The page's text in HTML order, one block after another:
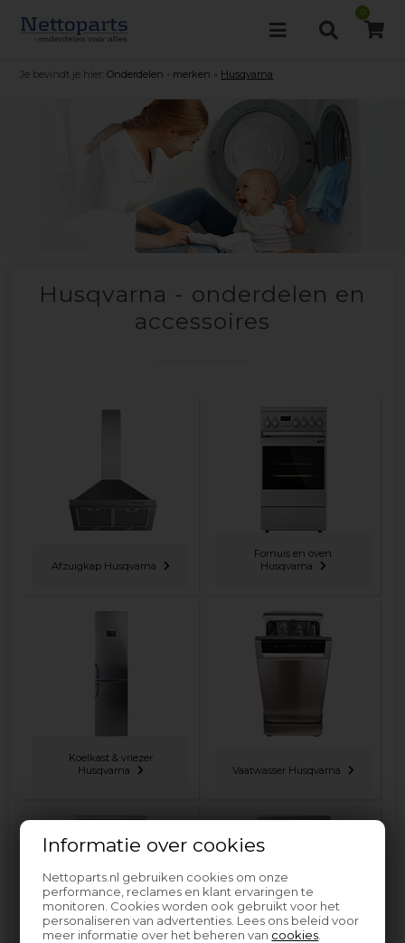
Informatie over cookies
Nettoparts.nl gebruiken cookies om onze
performance, reclames en klant ervaringen te
monitoren. Cookies worden ook gebruikt voor het
personaliseren van advertenties. Lees ons beleid voor
meer informatie over het beheren van cookies
0
Je bevindt je hier: Onderdelen - merken Husqvarna
Husqvarna - onderdelen en
accessoires
Afzuigkap Husqvarna
Fornuis en oven
Husqvarna
Koelkast & vriezer
Husqvarna
Vaatwasser Husqvarna